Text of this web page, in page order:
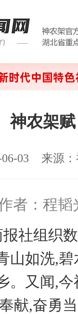
神农架赋
03 来源
者：程韬
社组织
山如洗,
。又闻,
献,奋勇